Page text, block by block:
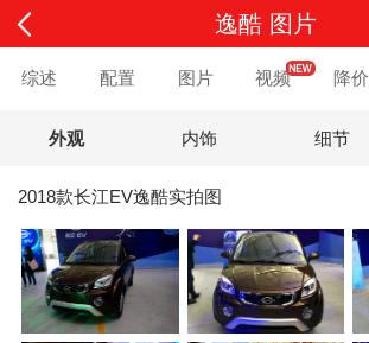
逸酷 图片
综述 配置 图片 视频 降价
外观 内饰 细节
2018款长江EV逸酷实拍图